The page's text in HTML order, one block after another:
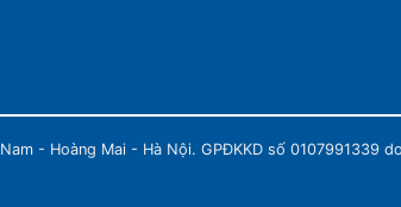
- Hoàng Mai - Hà Nội. GPĐKKD số 0107991339